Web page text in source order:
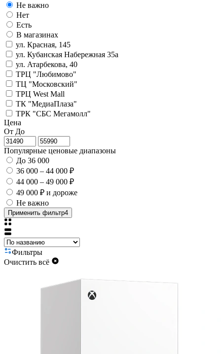
Не важно
Нет
Есть
В магазинах
ул. Красная, 145
ул. Кубанская Набережная 35а
ул. Атарбекова, 40
ТРЦ "Любимово"
ТЦ "Московский"
ТРЦ West Mall
ТК "МедиаПлаза"
ТРК "СБС Мегамолл"
Цена
От До
Популярные ценовые диапазоны
До 36 000
36 000 – 44 000 ₽
44 000 – 49 000 ₽
49 000 ₽ и дороже
Не важно
Применить фильтр4
Фильтры
Очистить всё